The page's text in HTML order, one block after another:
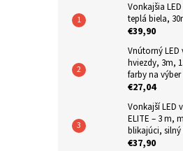
Vonkajšia
teplá biela,
€39,90
Vnútorný LED
hviezdy, 3m,
farby na výber
€27,04
Vonkajší LED
ELITE – 3 m,
blikajúci, silný
€37,90